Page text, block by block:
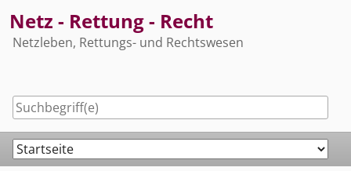
to
content
Netz - Rettung - Recht
Netzleben, Rettungs- und Rechtswesen
Navigation